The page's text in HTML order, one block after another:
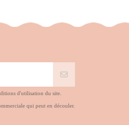
d'utilisation du site.
qui peut en découler.